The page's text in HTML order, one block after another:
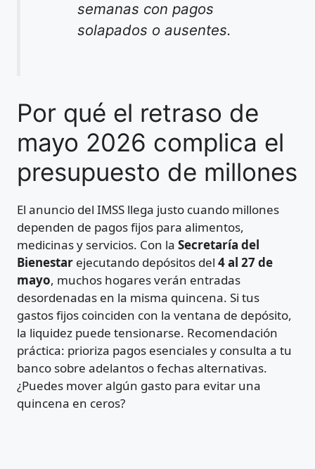
semanas con pagos
solapados o ausentes.
Por qué el retraso de
mayo 2026 complica el
presupuesto de millones
El anuncio del IMSS llega justo cuando millones
dependen de pagos fijos para alimentos,
medicinas y servicios. Con la Secretaría del
Bienestar ejecutando depósitos del 4 al 27 de
mayo, muchos hogares verán entradas
desordenadas en la misma quincena. Si tus
gastos fijos coinciden con la ventana de depósito,
la liquidez puede tensionarse. Recomendación
práctica: prioriza pagos esenciales y consulta a tu
banco sobre adelantos o fechas alternativas.
¿Puedes mover algún gasto para evitar una
quincena en ceros?